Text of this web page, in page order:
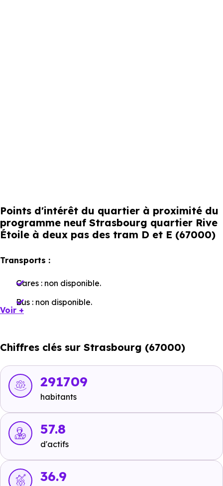
Points d'intérêt du quartier à proximité du
programme neuf Strasbourg quartier Rive
Étoile à deux pas des tram D et E (67000)
Transports :
Gares : non disponible.
Bus : non disponible.
Autoroutes :non disponible
Ecoles :
Crèche :
non disponible.
Maternelle :
Voir +
Chiffres clés sur Strasbourg (67000)
291709
habitants
57.8
d'actifs
36.9